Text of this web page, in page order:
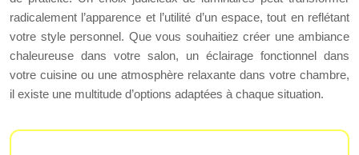
radicalement l’apparence et l’utilité d’un espace, tout en reflétant
votre style personnel. Que vous souhaitiez créer une ambiance
chaleureuse dans votre salon, un éclairage fonctionnel dans
votre cuisine ou une atmosphère relaxante dans votre chambre,
il existe une multitude d’options adaptées à chaque situation.